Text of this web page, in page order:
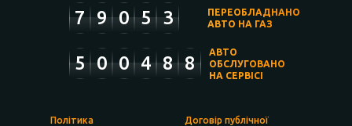
7 9 0 5 3
ПЕРЕОБЛАДНАНО
АВТО НА ГАЗ
5 0 0 4 8 8
АВТО
ОБСЛУГОВАНО
НА СЕРВІСІ
Політика
Договір публічної